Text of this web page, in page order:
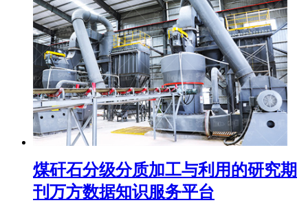
煤矸石分级分质加工与利用的研究期
刊万方数据知识服务平台